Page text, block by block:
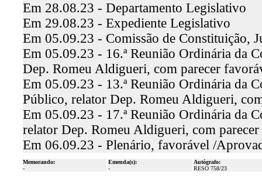
Em 28.08.23 - Departamento Legislativo
Em 29.08.23 - Expediente Legislativo
Em 05.09.23 - Comissão de Constituição,
Em 05.09.23 - 16.ª Reunião Ordinária da
Dep. Romeu Aldigueri, com parecer
Em 05.09.23 - 13.ª Reunião Ordinária da
Público, relator Dep. Romeu Aldigueri,
Em 05.09.23 - 17.ª Reunião Ordinária da
relator Dep. Romeu Aldigueri, com
Em 06.09.23 - Plenário, favorável /
Memorando:
-
Emenda(s):
-
Autógrafo:
RESO 758/23